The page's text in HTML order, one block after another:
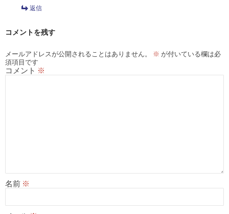
返信
コメントを残す
メールアドレスが公開されることはありません。 ※ が付いている欄は必
須項目です
コメント ※
名前 ※